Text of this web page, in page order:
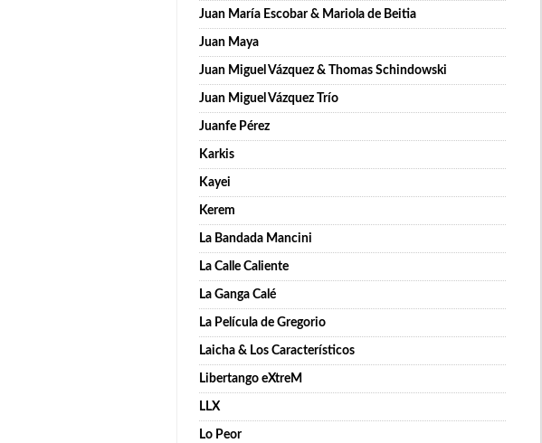
Juan María Escobar & Mariola de Beitia
Juan Maya
Juan Miguel Vázquez & Thomas Schindowski
Juan Miguel Vázquez Trío
Juanfe Pérez
Karkis
Kayei
Kerem
La Bandada Mancini
La Calle Caliente
La Ganga Calé
La Película de Gregorio
Laicha & Los Característicos
Libertango eXtreM
LLX
Lo Peor